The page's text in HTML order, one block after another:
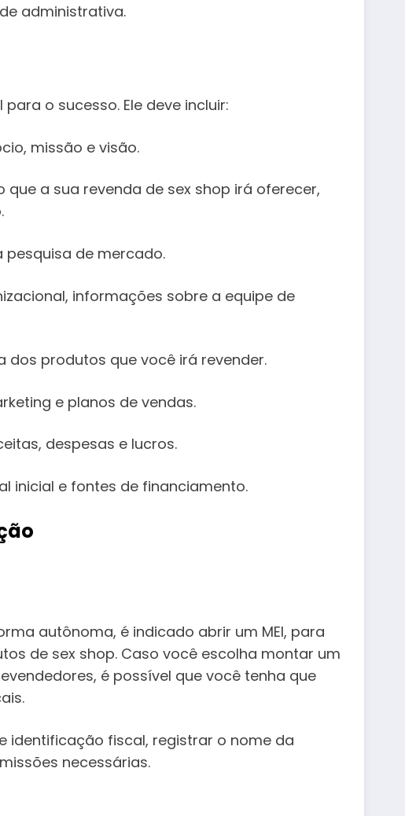
administrativa.
o sucesso. Ele deve incluir:
missão e visão.
que a sua revenda de sex shop irá oferecer,
pesquisa de mercado.
informações sobre a equipe de
dos produtos que você irá revender.
e planos de vendas.
despesas e lucros.
inicial e fontes de financiamento.
autônoma, é indicado abrir um MEI, para
de sex shop. Caso você escolha montar um
é possível que você tenha que
identificação fiscal, registrar o nome da
necessárias.